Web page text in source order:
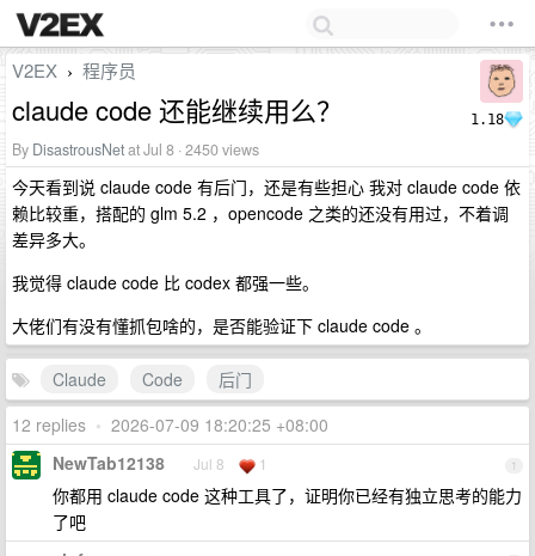
1.18
V2EX › 程序员
claude code 还能继续用么？
By DisastrousNetat Jul 8 · 2450 views
今天看到说 claude code 有后门，还是有些担心 我对 claude code 依
赖比较重，搭配的 glm 5.2 ，opencode 之类的还没有用过，不着调
差异多大。
我觉得 claude code 比 codex 都强一些。
大佬们有没有懂抓包啥的，是否能验证下 claude code 。
Claude Code
后门
12 replies • 2026-07-09 18:20:25 +08:00
1
NewTab12138 Jul 8 1
你都用 claude code 这种工具了，证明你已经有独立思考的能力
了吧